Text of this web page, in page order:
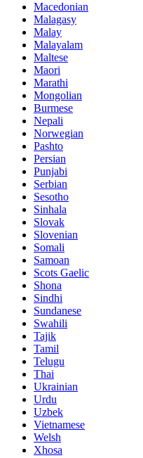
Macedonian
Malagasy
Malay
Malayalam
Maltese
Maori
Marathi
Mongolian
Burmese
Nepali
Norwegian
Pashto
Persian
Punjabi
Serbian
Sesotho
Sinhala
Slovak
Slovenian
Somali
Samoan
Scots Gaelic
Shona
Sindhi
Sundanese
Swahili
Tajik
Tamil
Telugu
Thai
Ukrainian
Urdu
Uzbek
Vietnamese
Welsh
Xhosa